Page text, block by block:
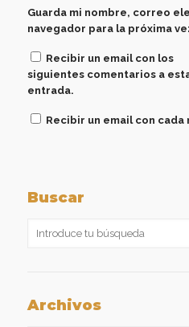
Guarda mi nombre, correo
navegador para la próxima
Recibir un email con los
siguientes comentarios a
entrada.
Recibir un email con cada
Buscar
Archivos